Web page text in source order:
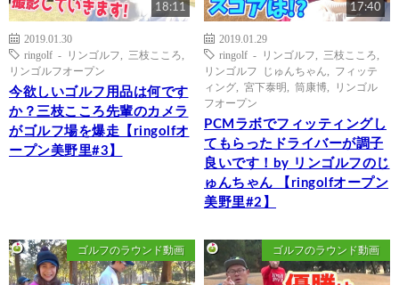
18:11
2019.01.30
ringolf - リンゴルフ
三枝こころ
リンゴルフオープン
今欲しいゴルフ用品は何です
か？三枝こころ先輩のカメラ
がゴルフ場を爆走【ringolfオ
ープン美野里#3】
17:40
2019.01.29
ringolf - リンゴルフ
三枝こころ
リンゴルフ じゅんちゃん
フィッテ
ィング
宮下泰明 筒康博
リンゴル
フオープン
PCMラボでフィッティングし
てもらったドライバーが調子
良いです！by リンゴルフのじ
ゅんちゃん 【ringolfオープン
美野里#2】
ゴルフのラウンド動画 ゴルフのラウンド動画